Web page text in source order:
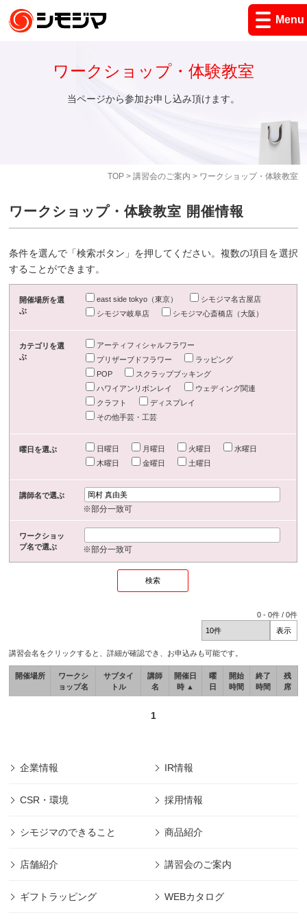
Menu
TOP> 講習会のご案内 > ワークショップ・体験教室
ワークショップ・体験教室
当ページから参加お申し込み頂けます。
ワークショップ・体験教室 開催情報
条件を選んで「検索ボタン」を押してください。複数の項目を選択
することができます。
開催場所を選
ぶ
east side tokyo（東京）
シモジマ名古屋店
シモジマ岐阜店
シモジマ心斎橋店（大阪）
カテゴリを選
ぶ
アーティフィシャルフラワー
プリザーブドフラワー
ラッピング
POP
スクラップブッキング
ハワイアンリボンレイ
ウェディング関連
クラフト
ディスプレイ
その他手芸・工芸
曜日を選ぶ 日曜日 月曜日 火曜日
水曜日
木曜日
金曜日 土曜日
講師名で選ぶ
※部分一致可
ワークショッ
プ名で選ぶ
※部分一致可
0 -0件 /0件
講習会名をクリックすると、詳細が確認でき、お申込みも可能です。
開催場所
ワークシ
ョップ名
サブタイ
トル
講師
名
開催日
時 ▲
曜
日
開始
時間
終了
時間
残
席
1
企業情報 IR情報
CSR・環境 採用情報
シモジマのできること 商品紹介
店舗紹介 講習会のご案内
ギフトラッピング WEBカタログ